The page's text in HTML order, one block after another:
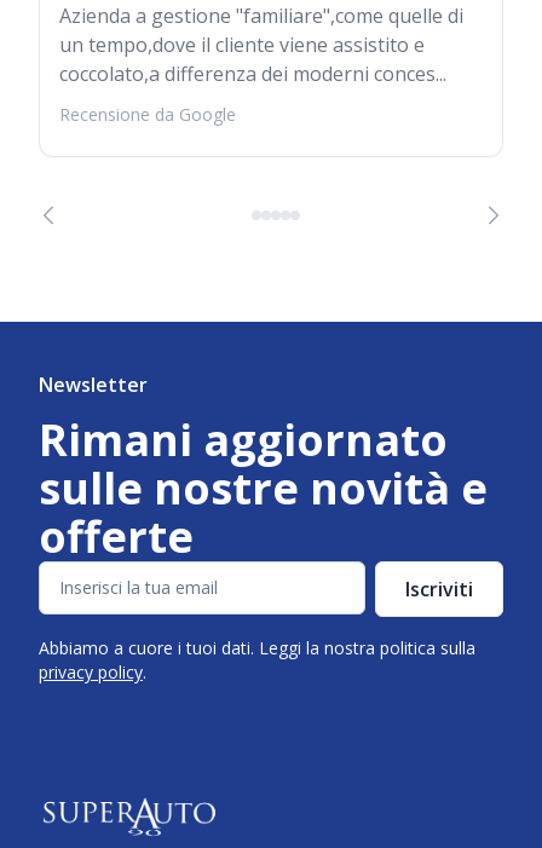
Azienda a gestione "familiare",come quelle di
un tempo,dove il cliente viene assistito e
coccolato,a differenza dei moderni conces...
Recensione da Google
Newsletter
Rimani aggiornato
sulle nostre novità e
offerte
Iscriviti
Abbiamo a cuore i tuoi dati. Leggi la nostra politica sulla
privacy policy.